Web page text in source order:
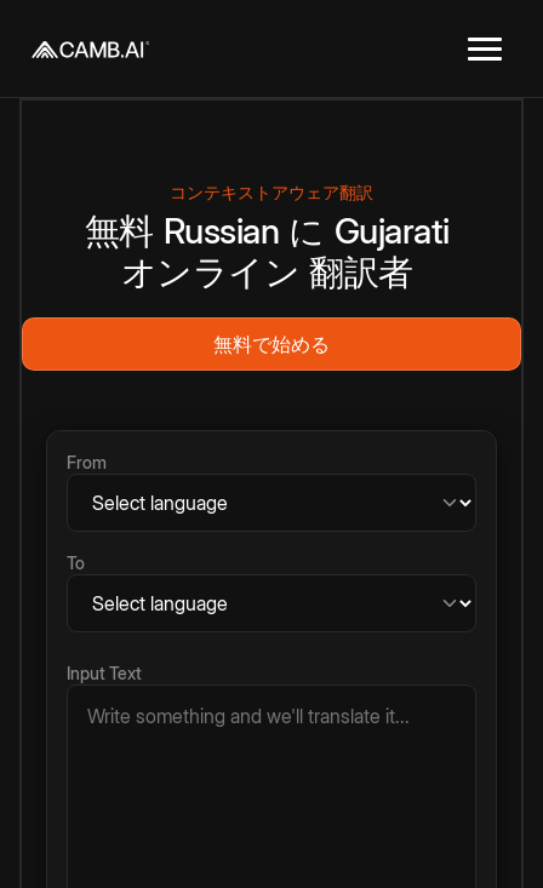
コンテキストアウェア翻訳
無料 Russian に Gujarati
オンライン 翻訳者
無料で始める
From
To
Input Text